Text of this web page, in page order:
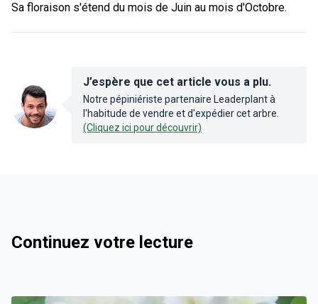
Sa floraison s'étend du mois de Juin au mois d'Octobre.
J’espère que cet article vous a plu.
Notre pépiniériste partenaire Leaderplant à
l'habitude de vendre et d'expédier cet arbre.
(Cliquez ici pour découvrir)
Continuez votre lecture